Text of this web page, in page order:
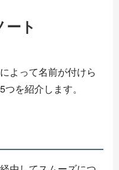
ト
よって名前が付けら
を紹介します。